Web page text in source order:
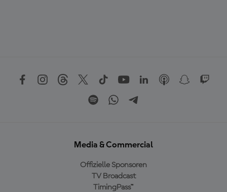
Media & Commercial
Offizielle Sponsoren
TV Broadcast
TimingPass™